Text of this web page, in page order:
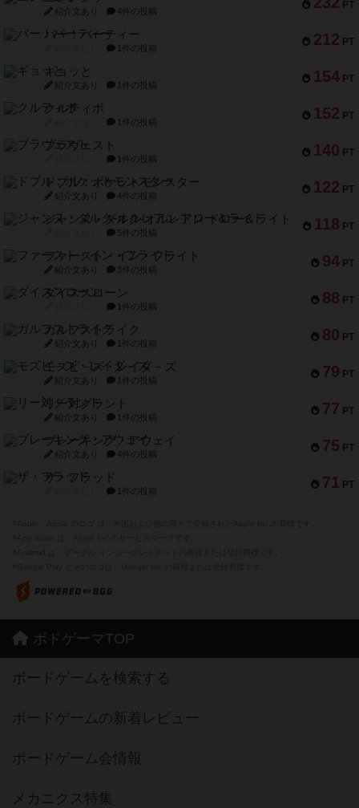
PT
紹介文あり 4件の投稿
212 PT
バー！パーティー
1件の投稿
154 PT
ギョッと
紹介文あり 1件の投稿
152 PT
クルティボ
1件の投稿
140 PT
ブラヴェスト
1件の投稿
122 PT
ドブル：ポケットモンスター
紹介文あり 4件の投稿
118 PT
ジャンヌ・ダルク-オルレアン ドロー＆ライト
5件の投稿
94 PT
ファースト・イン・フライト
紹介文あり 3件の投稿
88 PT
ダイススローン
1件の投稿
80 PT
ガルフストライク
紹介文あり 1件の投稿
79 PT
モズビ－ズ・レイダ－ズ
紹介文あり 1件の投稿
77 PT
リー対グラント
紹介文あり 1件の投稿
75 PT
ブレーキング・アウェイ
紹介文あり 4件の投稿
71 PT
ザ・フラッド
1件の投稿
ボドゲーマTOP
ボードゲームを検索する
ボードゲームの新着レビュー
ボードゲーム会情報
メカニクス特集